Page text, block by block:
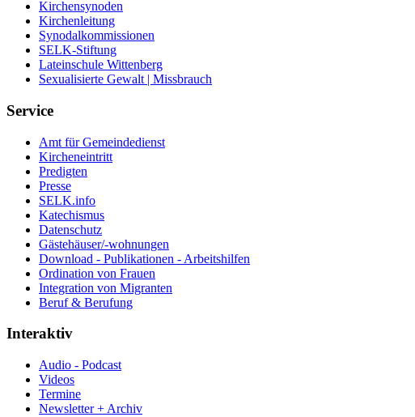
Kirchensynoden
Kirchenleitung
Synodalkommissionen
SELK-Stiftung
Lateinschule Wittenberg
Sexualisierte Gewalt | Missbrauch
Service
Amt für Gemeindedienst
Kircheneintritt
Predigten
Presse
SELK.info
Katechismus
Datenschutz
Gästehäuser/-wohnungen
Download - Publikationen - Arbeitshilfen
Ordination von Frauen
Integration von Migranten
Beruf & Berufung
Interaktiv
Audio - Podcast
Videos
Termine
Newsletter + Archiv